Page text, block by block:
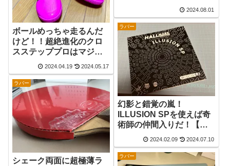
2024.08.01
ボールめっちゃ走るんだ
けど！！超絶進化のクロ
スステッププロはマジす
げぇ！でも偏平足の人は
ご用心！？
2024.04.19 2024.05.17
ラバー
幻影と錯覚の嵐！
ILLUSION SPを使えば奇
術師の仲間入りだ！【卓
球ラバーレビュー】
2024.02.09 2024.07.10
ラバー
シェーク両面に超極薄ラ
ラバー